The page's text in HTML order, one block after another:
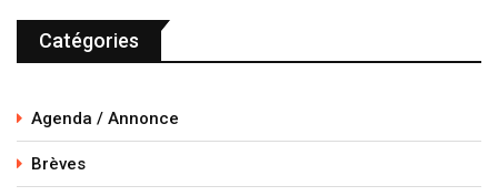
Catégories
Agenda / Annonce
Brèves